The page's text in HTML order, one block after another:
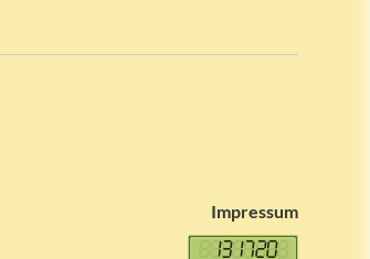
Impressum